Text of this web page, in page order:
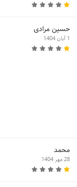
حسین مرادی
1 آبان 1404
محمد
28 مهر 1404